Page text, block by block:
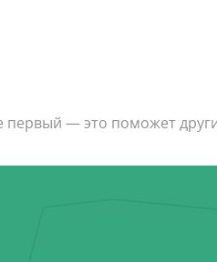
первый — это поможет